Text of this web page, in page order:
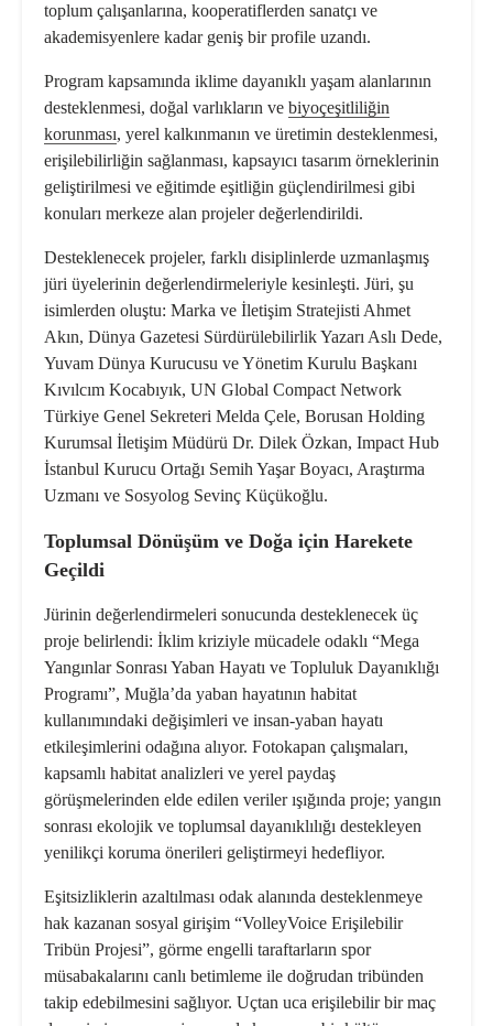
toplum çalışanlarına, kooperatiflerden sanatçı ve
akademisyenlere kadar geniş bir profile uzandı.
Program kapsamında iklime dayanıklı yaşam alanlarının
desteklenmesi, doğal varlıkların ve biyoçeşitliliğin
korunması, yerel kalkınmanın ve üretimin desteklenmesi,
erişilebilirliğin sağlanması, kapsayıcı tasarım örneklerinin
geliştirilmesi ve eğitimde eşitliğin güçlendirilmesi gibi
konuları merkeze alan projeler değerlendirildi.
Desteklenecek projeler, farklı disiplinlerde uzmanlaşmış
jüri üyelerinin değerlendirmeleriyle kesinleşti. Jüri, şu
isimlerden oluştu: Marka ve İletişim Stratejisti Ahmet
Akın, Dünya Gazetesi Sürdürülebilirlik Yazarı Aslı Dede,
Yuvam Dünya Kurucusu ve Yönetim Kurulu Başkanı
Kıvılcım Kocabıyık, UN Global Compact Network
Türkiye Genel Sekreteri Melda Çele, Borusan Holding
Kurumsal İletişim Müdürü Dr. Dilek Özkan, Impact Hub
İstanbul Kurucu Ortağı Semih Yaşar Boyacı, Araştırma
Uzmanı ve Sosyolog Sevinç Küçükoğlu.
Toplumsal Dönüşüm ve Doğa için Harekete
Geçildi
Jürinin değerlendirmeleri sonucunda desteklenecek üç
proje belirlendi: İklim kriziyle mücadele odaklı “Mega
Yangınlar Sonrası Yaban Hayatı ve Topluluk Dayanıklığı
Programı”, Muğla’da yaban hayatının habitat
kullanımındaki değişimleri ve insan-yaban hayatı
etkileşimlerini odağına alıyor. Fotokapan çalışmaları,
kapsamlı habitat analizleri ve yerel paydaş
görüşmelerinden elde edilen veriler ışığında proje; yangın
sonrası ekolojik ve toplumsal dayanıklılığı destekleyen
yenilikçi koruma önerileri geliştirmeyi hedefliyor.
Eşitsizliklerin azaltılması odak alanında desteklenmeye
hak kazanan sosyal girişim “VolleyVoice Erişilebilir
Tribün Projesi”, görme engelli taraftarların spor
müsabakalarını canlı betimleme ile doğrudan tribünden
takip edebilmesini sağlıyor. Uçtan uca erişilebilir bir maç